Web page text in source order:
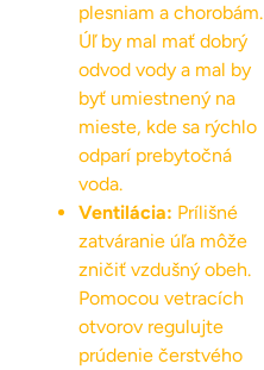
plesniam a chorobám.
Úľ by mal mať dobrý
odvod vody a mal by
byť umiestnený na
mieste, kde sa rýchlo
odparí prebytočná
voda.
Ventilácia: Prílišné
zatváranie úľa môže
zničiť vzdušný obeh.
Pomocou vetracích
otvorov regulujte
prúdenie čerstvého